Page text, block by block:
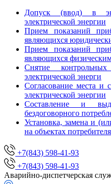
Допуск (ввод) в
электрической энергии
Прием показаний
являющихся
Прием показаний
являющихся
Снятие
электрической энерги
Согласование места и
электрической энергии
Составление и
бездоговорного
Установка, замена и
на объектах
+7(843) 598-41-93
+7(843) 598-41-93
Аварийно-диспетчерская